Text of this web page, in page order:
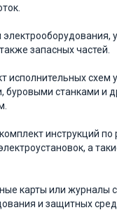
запасных частей.
исполнительных схем
буровыми станками и
инструкций по
а
карты или журналы
и защитных